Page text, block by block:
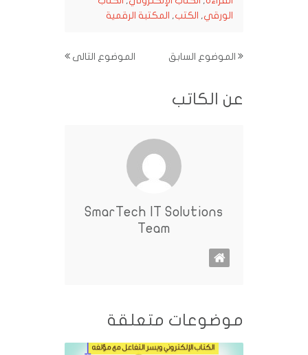
الورقي, الكتب, المكتبة الرقمية
الموضوع السابق الموضوع التالى
عن الكاتب
SmarTech IT Solutions
Team
موضوعات متعلقة